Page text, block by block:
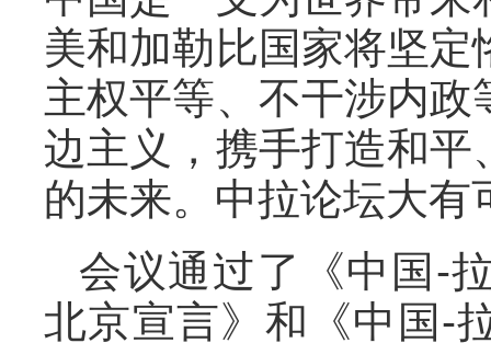
美和加勒比国家将坚
主权平等、不干涉内
边主义，携手打造和
的未来。中拉论坛大
会议通过了《中国-
北京宣言》和《中国-